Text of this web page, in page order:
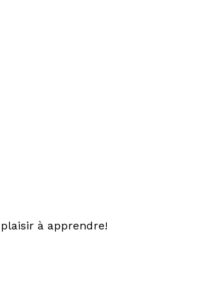
à apprendre!